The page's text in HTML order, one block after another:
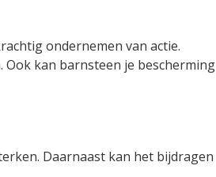
ondernemen van actie.
kan barnsteen je bescherming
Daarnaast kan het bijdragen